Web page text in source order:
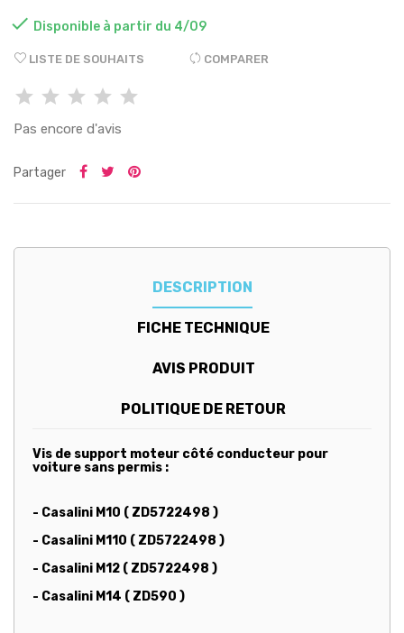
 Disponible à partir du 4/09
LISTE DE SOUHAITS COMPARER
Pas encore d'avis
Partager
DESCRIPTION
FICHE TECHNIQUE
AVIS PRODUIT
POLITIQUE DE RETOUR
Vis de support moteur côté conducteur pour
voiture sans permis :
- Casalini M10 ( ZD5722498 )
- Casalini M110 ( ZD5722498 )
- Casalini M12 ( ZD5722498 )
- Casalini M14 ( ZD590 )